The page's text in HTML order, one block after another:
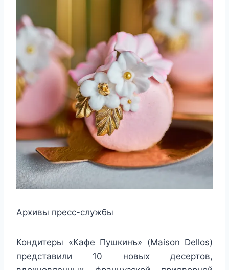
Архивы пресс-службы
Кондитеры «Кафе Пушкинъ» (Maison Dellos)
представили 10 новых десертов,